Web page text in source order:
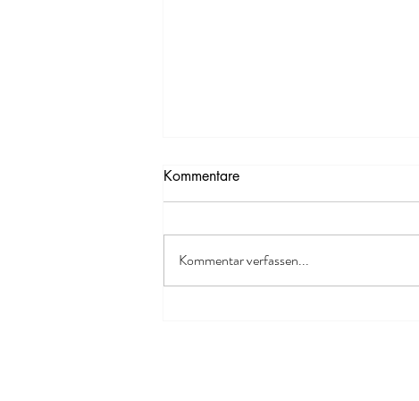
Kommentare
Kommentar verfassen...